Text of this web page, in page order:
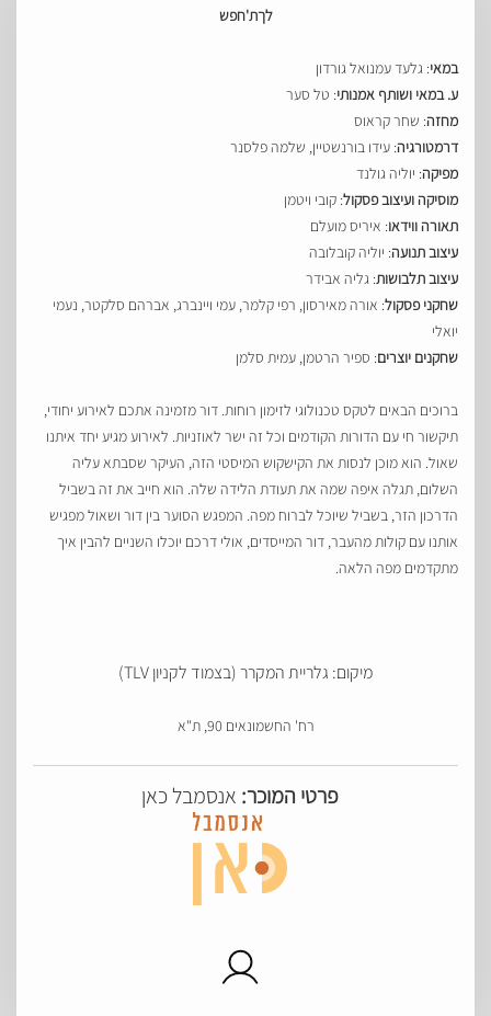
לךת'חפש
במאי: גלעד עמנואל גורדון
ע. במאי ושותף אמנותי: טל סער
מחזה: שחר קראוס
דרמטורגיה: עידו בורנשטיין, שלמה פלסנר
מפיקה: יוליה גולנד
מוסיקה ועיצוב פסקול: קובי ויטמן
תאורה ווידאו: איריס מועלם
עיצוב תנועה: יוליה קובלובה
עיצוב תלבושות: גליה אבידר
שחקני פסקול: אורה מאירסון, רפי קלמר, עמי ויינברג, אברהם סלקטר, נעמי
יואלי
שחקנים יוצרים: ספיר הרטמן, עמית סלמן
ברוכים הבאים לטקס טכנולוגי לזימון רוחות. דור מזמינה אתכם לאירוע יחודי,
תיקשור חי עם הדורות הקודמים וכל זה ישר לאוזניות. לאירוע מגיע יחד איתנו
שאול. הוא מוכן לנסות את הקישקוש המיסטי הזה, העיקר שסבתא עליה
השלום, תגלה איפה שמה את תעודת הלידה שלה. הוא חייב את זה בשביל
הדרכון הזר, בשביל שיוכל לברוח מפה. המפגש הסוער בין דור ושאול מפגיש
אותנו עם קולות מהעבר, דור המייסדים, אולי דרכם יוכלו השניים להבין איך
מתקדמים מפה הלאה.
מיקום: גלריית המקרר (בצמוד לקניון TLV)
רח' החשמונאים 90, ת"א
פרטי המוכר: אנסמבל כאן